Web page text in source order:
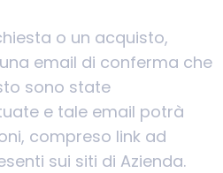
o un acquisto,
email di conferma che
sono state
e tale email potrà
compreso link ad
sui siti di Azienda.